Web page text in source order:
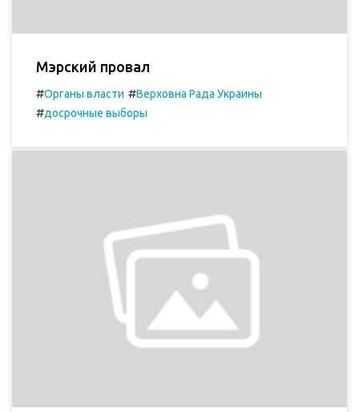
Мэрский провал
#Органы власти #Верховна Рада Украины
#досрочные выборы